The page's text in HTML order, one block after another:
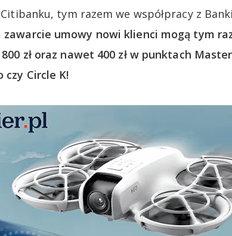
tym razem we współpracy z
zawarcie umowy nowi klienci mogą tym
zł oraz nawet 400 zł w punktach
Circle K!